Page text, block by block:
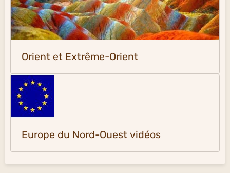
Orient et Extrême-Orient
Europe du Nord-Ouest vidéos